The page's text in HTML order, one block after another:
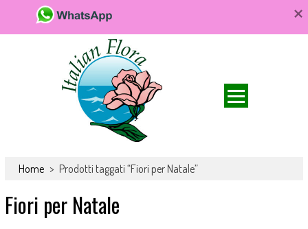
floreali. Fiori da acquistare online e consegnare a domicilio per ogni
Home > Prodotti taggati “Fiori per Natale”
Fiori per Natale